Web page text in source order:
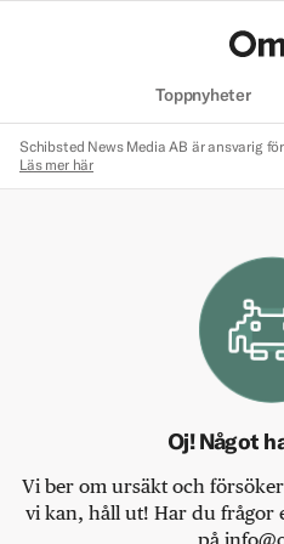
Toppnyheter
Schibsted News Media AB är ansvarig
Läs mer här
Oj! Något
Vi ber om ursäkt och
vi kan, håll ut! Har du frågor